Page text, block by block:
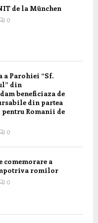
de la München
0
a Parohiei “Sf.
din
beneficiaza de
din partea
Romanii de
0
comemorare a
romilor
0